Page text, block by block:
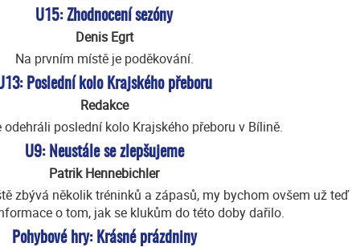
U15: Zhodnocení sezóny
Denis Egrt
Na prvním místě je poděkování.
Poslední kolo Krajského přeboru
Redakce
odehráli poslední kolo Krajského přeboru v Bílině.
U9: Neustále se zlepšujeme
Patrik Hennebichler
zbývá několik tréninků a zápasů, my bychom ovšem už teď
o tom, jak se klukům do této doby dařilo.
Pohybové hry: Krásné prázdniny